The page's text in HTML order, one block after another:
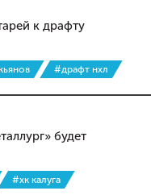
к драфту
#драфт нхл
будет
#хк калуга